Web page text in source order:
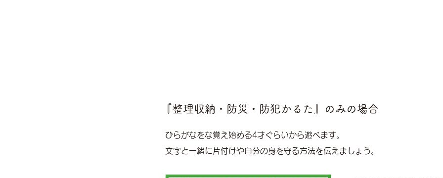
『整理収納・防災・防犯かるた』のみの場合
ひらがなをな覚え始める4才ぐらいから遊べます。
文字と一緒に片付けや自分の身を守る方法を伝えましょう。